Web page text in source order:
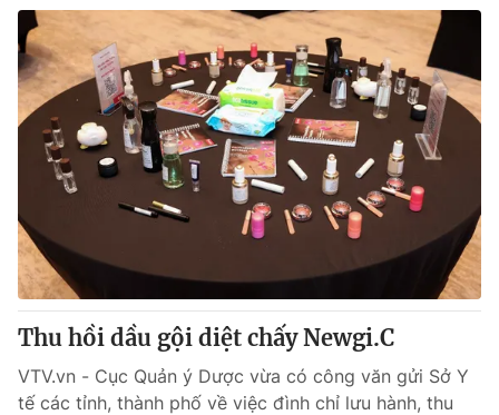
Thu hồi dầu gội diệt chấy Newgi.C
VTV.vn - Cục Quản ý Dược vừa có công văn gửi Sở Y
tế các tỉnh, thành phố về việc đình chỉ lưu hành, thu